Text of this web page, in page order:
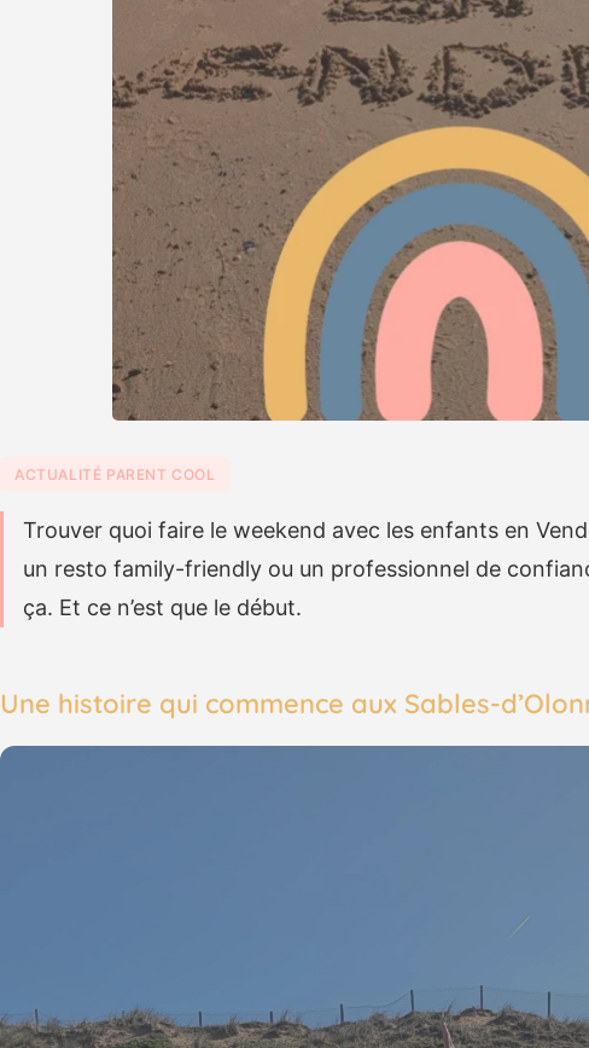
ACTUALITÉ PARENT COOL
Trouver quoi faire le weekend avec les enfants en
un resto family-friendly ou un professionnel de
ça. Et ce n’est que le début.
Une histoire qui commence aux Sables-